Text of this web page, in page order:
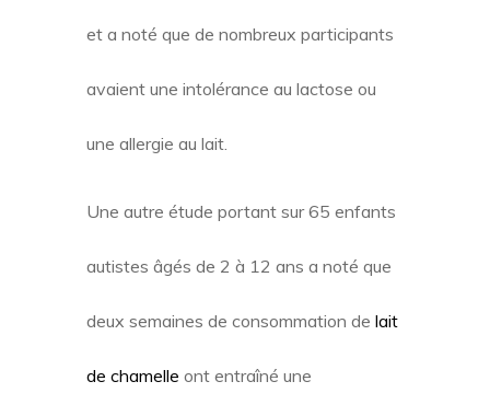
et a noté que de nombreux participants
avaient une intolérance au lactose ou
une allergie au lait.
Une autre étude portant sur 65 enfants
autistes âgés de 2 à 12 ans a noté que
deux semaines de consommation de lait
de chamelle ont entraîné une